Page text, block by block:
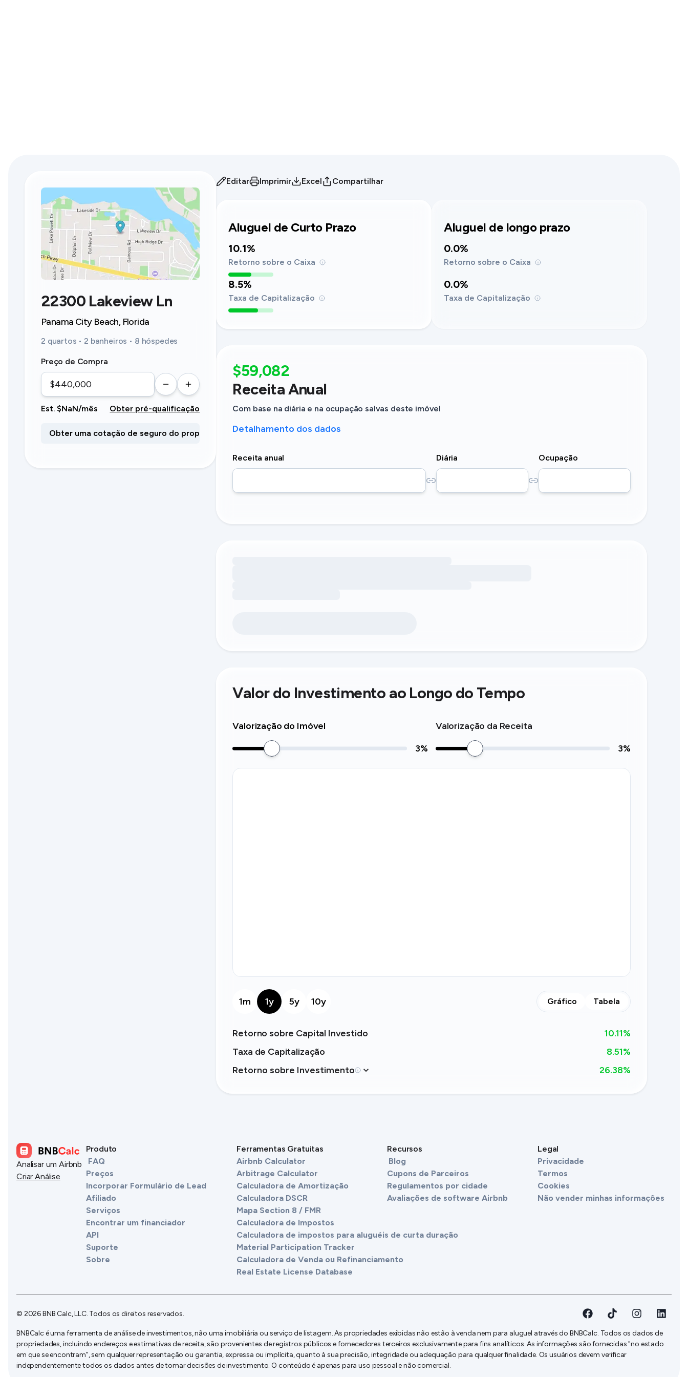
22300 Lakeview Ln
Panama City Beach, Florida
2 quartos • 2 banheiros • 8 hóspedes
Preço de Compra
Est. $NaN/mês Obter pré-qualificação
Editar Imprimir Excel Compartilhar
Aluguel de Curto Prazo
10.1%
Retorno sobre o Caixa
8.5%
Taxa de Capitalização
Aluguel de longo prazo
0.0%
Retorno sobre o Caixa
0.0%
Taxa de Capitalização
Receita anual Diária Ocupação
$59,082
Receita Anual
Com base na diária e na ocupação salvas deste imóvel
Detalhamento dos dados
Valor do Investimento ao Longo do Tempo
Valorização do Imóvel
3%
Valorização da Receita
3%
1m 1y 5y 10y Gráfico Tabela
Retorno sobre Capital Investido 10.11%
Taxa de Capitalização
8.51%
Retorno sobre Investimento
26.38%
Analisar um Airbnb
Criar Análise
Produto
FAQ
Preços
Incorporar Formulário de Lead
Afiliado
Serviços
Encontrar um financiador
API
Suporte
Sobre
Ferramentas Gratuitas
Airbnb Calculator
Arbitrage Calculator
Calculadora de Amortização
Calculadora DSCR
Mapa Section 8 / FMR
Calculadora de Impostos
Calculadora de impostos para aluguéis de curta duração
Material Participation Tracker
Calculadora de Venda ou Refinanciamento
Real Estate License Database
Recursos
Blog
Cupons de Parceiros
Regulamentos por cidade
Avaliações de software Airbnb
Legal
Privacidade
Termos
Cookies
Não vender minhas informações
© 2026 BNB Calc, LLC. Todos os direitos reservados.
BNBCalc é uma ferramenta de análise de investimentos, não uma imobiliária ou serviço de listagem. As propriedades exibidas não estão à venda nem para aluguel através do BNBCalc. Todos os dados de
propriedades, incluindo endereços e estimativas de receita, são provenientes de registros públicos e fornecedores terceiros exclusivamente para fins analíticos. As informações são fornecidas "no estado
em que se encontram", sem qualquer representação ou garantia, expressa ou implícita, quanto à sua precisão, integridade ou adequação para qualquer finalidade. Os usuários devem verificar
independentemente todos os dados antes de tomar decisões de investimento. O conteúdo é apenas para uso pessoal e não comercial.